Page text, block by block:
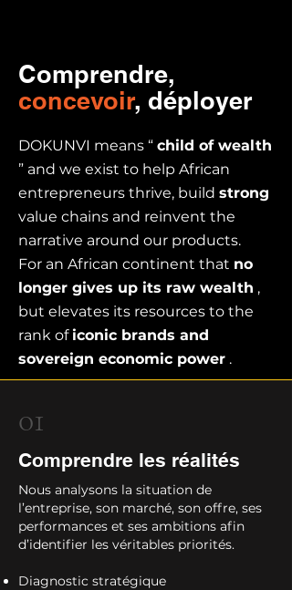
Comprendre,
concevoir, déployer
DOKUNVI means “ child of wealth
” and we exist to help African
entrepreneurs thrive, build strong
value chains and reinvent the
narrative around our products.
For an African continent that no
longer gives up its raw wealth ,
but elevates its resources to the
rank of iconic brands and
sovereign economic power .
01
Comprendre les réalités
Nous analysons la situation de
l’entreprise, son marché, son offre, ses
performances et ses ambitions afin
d’identifier les véritables priorités.
Diagnostic stratégique